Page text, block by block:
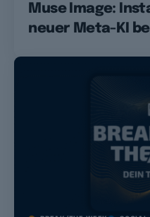
Muse Image:
neuer Meta-KI